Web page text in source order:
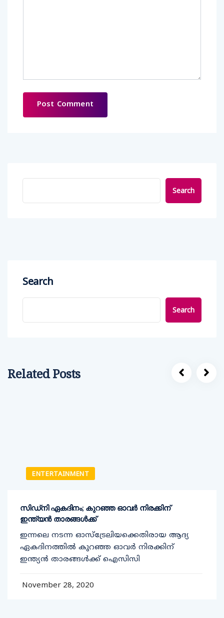
Search
Search
Search
Related Posts
ENTERTAINMENT
സിഡ്‌നി ഏകദിനം; കുറഞ്ഞ ഓവര്‍ നിരക്കിന്
ഇന്ത്യന്‍ താരങ്ങള്‍ക്ക്
ഇന്നലെ നടന്ന ഓസ്‌ട്രേലിയക്കെതിരായ ആദ്യ
ഏകദിനത്തില്‍ കുറഞ്ഞ ഓവര്‍ നിരക്കിന്
ഇന്ത്യന്‍ താരങ്ങള്‍ക്ക് ഐസിസി
November 28, 2020